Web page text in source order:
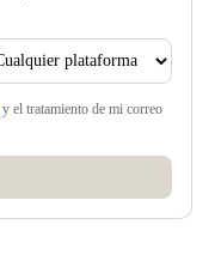
y el tratamiento de mi correo